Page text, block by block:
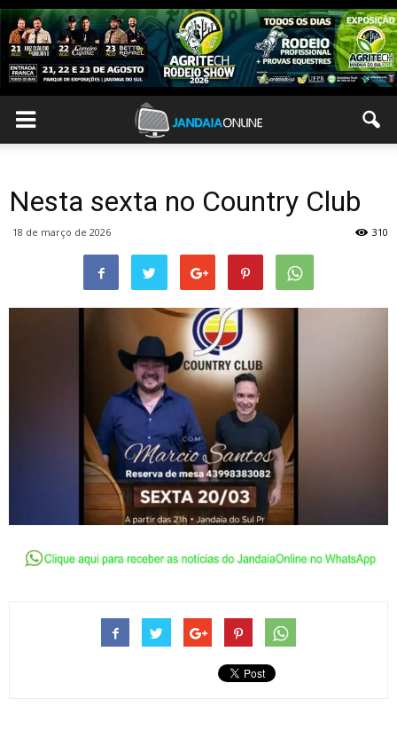
Nesta sexta no Country Club
18 de março de 2026 310